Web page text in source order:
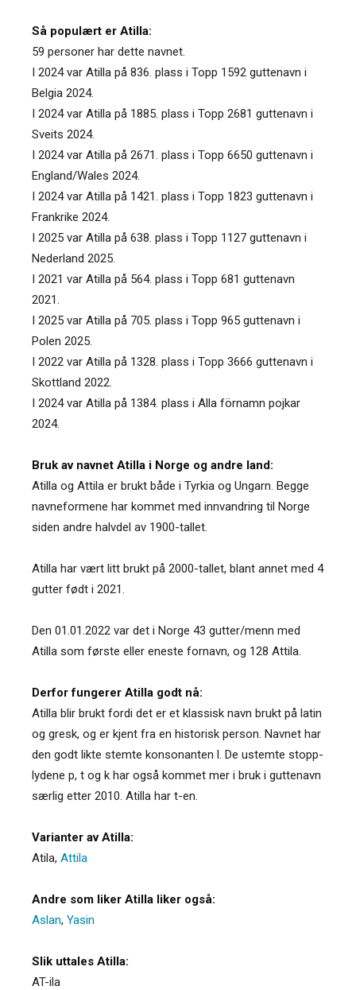
Så populært er Atilla:
59 personer har dette navnet.
I 2024 var Atilla på 836. plass i Topp 1592 guttenavn i
Belgia 2024.
I 2024 var Atilla på 1885. plass i Topp 2681 guttenavn i
Sveits 2024.
I 2024 var Atilla på 2671. plass i Topp 6650 guttenavn i
England/Wales 2024.
I 2024 var Atilla på 1421. plass i Topp 1823 guttenavn i
Frankrike 2024.
I 2025 var Atilla på 638. plass i Topp 1127 guttenavn i
Nederland 2025.
I 2021 var Atilla på 564. plass i Topp 681 guttenavn
2021.
I 2025 var Atilla på 705. plass i Topp 965 guttenavn i
Polen 2025.
I 2022 var Atilla på 1328. plass i Topp 3666 guttenavn i
Skottland 2022.
I 2024 var Atilla på 1384. plass i Alla förnamn pojkar
2024.
Bruk av navnet Atilla i Norge og andre land:
Atilla og Attila er brukt både i Tyrkia og Ungarn. Begge
navneformene har kommet med innvandring til Norge
siden andre halvdel av 1900-tallet.
Atilla har vært litt brukt på 2000-tallet, blant annet med 4
gutter født i 2021.
Den 01.01.2022 var det i Norge 43 gutter/menn med
Atilla som første eller eneste fornavn, og 128 Attila.
Derfor fungerer Atilla godt nå:
Atilla blir brukt fordi det er et klassisk navn brukt på latin
og gresk, og er kjent fra en historisk person. Navnet har
den godt likte stemte konsonanten l. De ustemte stopp-
lydene p, t og k har også kommet mer i bruk i guttenavn
særlig etter 2010. Atilla har t-en.
Varianter av Atilla:
Atila, Attila
Andre som liker Atilla liker også:
Aslan, Yasin
Slik uttales Atilla:
AT-ila